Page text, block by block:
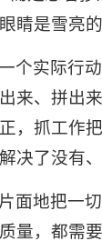
睛是雪亮
个实际行
来、拼出
，抓工作
决了没有
面地把一
量，都需